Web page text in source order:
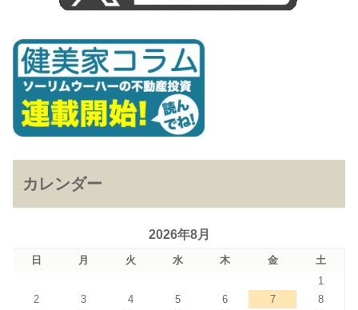
カレンダー
2026年8月
日 月 火 水 木 金
土
1
2
3 4 5 6 7
8